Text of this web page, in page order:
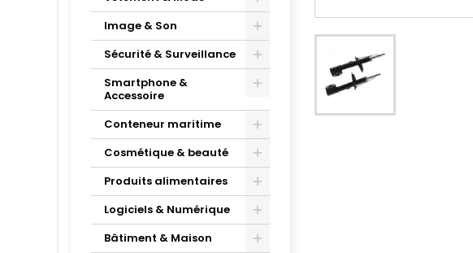
Image & Son
Sécurité & Surveillance
Smartphone &
Accessoire
Conteneur maritime
Cosmétique & beauté
Produits alimentaires
Logiciels & Numérique
Bâtiment & Maison